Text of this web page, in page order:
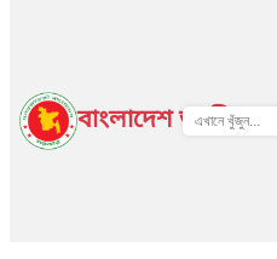
বাংলাদেশ জাতীয়